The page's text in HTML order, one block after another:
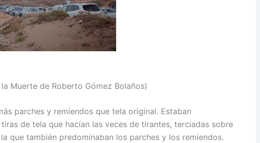
Muerte de Roberto Gómez Bolaños)
parches y remiendos que tela original. Estaban
de tela que hacían las veces de tirantes, terciadas sobre
que también predominaban los parches y los remiendos.